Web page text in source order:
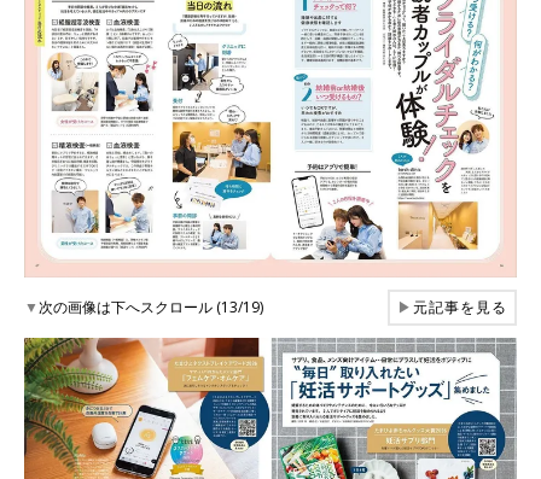
▼次の画像は下へスクロール (13/19) ▶元記事を見る